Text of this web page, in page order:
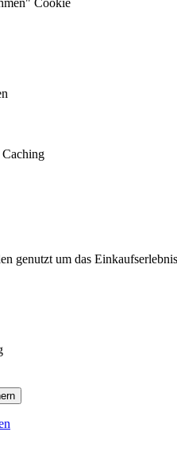
Cookie
Caching
genutzt um das